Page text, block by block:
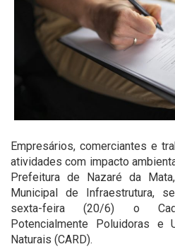
Empresários, comerciantes e
atividades com impacto
Prefeitura de Nazaré da
Municipal de Infraestrutura,
sexta-feira (20/6) o
Potencialmente Poluidoras e
Naturais (CARD).